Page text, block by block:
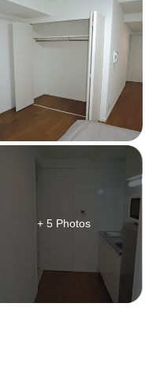
+ 5 Photos